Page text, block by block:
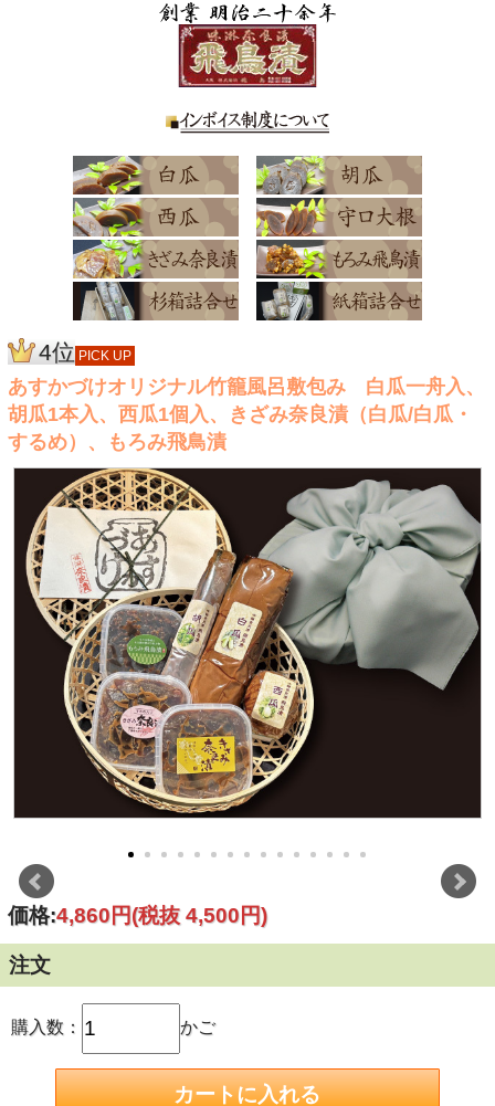
4位 PICK UP
あすかづけオリジナル竹籠風呂敷包み 白瓜一舟入、
胡瓜1本入、西瓜1個入、きざみ奈良漬（白瓜/白瓜・
するめ）、もろみ飛鳥漬
価格:4,860円(税抜 4,500円)
注文
購入数： かご